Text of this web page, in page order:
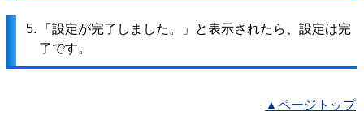
5.
「設定が完了しました。」と表示されたら、設定は完
了です。
▲ページトップ